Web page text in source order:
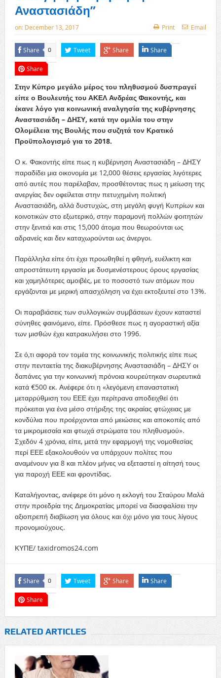
Αναστασιάδη”
on: December 13, 2017 Print Email
Share 0 Tweet Share Share
Share
Στην Κύπρο μεγάλο μέρος του πληθυσμού δυσπραγεί
είπε ο Βουλευτής του ΑΚΕΛ Ανδρέας Φακοντής, και
έκανε λόγο για κοινωνική αναλγησία της κυβέρνησης
Αναστασιάδη – ΔΗΣΥ, κατά την ομιλία του στην
Ολομέλεια της Βουλής που συζητά τον Κρατικό
Προϋπολογισμό για το 2018.
Ο κ. Φακοντής είπε πως η κυβέρνηση Αναστασιάδη – ΔΗΣΥ
παραδίδει μια οικονομία με 12,000 θέσεις εργασίας λιγότερες
από αυτές που παρέλαβαν, προσθέτοντας πως η μείωση της
ανεργίας δεν οφείλεται στην πετυχημένη πολιτική
Αναστασιάδη, αλλά δυστυχώς, στη μεγάλη φυγή Κυπρίων και
κοινοτικών στο εξωτερικό, στην παραμονή πολλών φοιτητών
στην ξενιτιά και στις 15,000 άτομα που θεωρούνται ως
αδρανείς και δεν καταχωρούνται ως άνεργοι.
Παράλληλα είπε ότι έχει προωθηθεί η φθηνή, ευέλικτη και
απροστάτευτη εργασία με δυσμενέστερους όρους εργασίας
και χαμηλότερες αμοιβές, με το ποσοστό των ατόμων που
εργάζονται με μερική απασχόληση να έχει εκτοξευτεί στο 13%.
Οι παραβιάσεις των συλλογικών συμβάσεων έχουν καταστεί
σύνηθες φαινόμενο, είπε. Πρόσθεσε πως η αγοραστική αξία
των μισθών έχει κατρακυλήσει στο 1996.
Σε ό,τι αφορά τον τομέα της κοινωνικής πολιτικής είπε πως
στην πενταετία της διακυβέρνησης Αναστασιάδη – ΔΗΣΥ οι
δαπάνες για την κοινωνική πρόνοια κουρεύτηκαν σωρευτικά
κατά €500 εκ. Ανέφερε ότι η «λεγόμενη επαναστατική
μεταρρύθμιση του ΕΕΕ έχει περίτρανα αποδειχθεί ότι
πρόκειται για ένα μέσο στήριξης της ακραίας φτώχειας με
κονδύλια που προέρχονται από μειώσεις και αποκοπές από
τα μικρομεσαία και φτωχά στρώματα του πληθυσμού».
Σχεδόν 4 χρόνια, είπε, μετά την εφαρμογή της νομοθεσίας
περί ΕΕΕ εξακολουθούν να υπάρχουν πολίτες που
αναμένουν για 8 και πλέον μήνες να εξεταστεί η αίτησή τους
για παροχή ΕΕΕ και φροντίδας.
Καταλήγοντας, ανέφερε ότι μόνο η εκλογή του Σταύρου Μαλά
στην προεδρία της Δημοκρατίας μπορεί να διασφαλίσει την
αξιοπρεπή διαβίωση για όλους και όχι μόνο για τους λίγους
προνομιούχους.
ΚΥΠΕ/ taxidromos24.com
Share 0 Tweet Share Share
Share
RELATED ARTICLES